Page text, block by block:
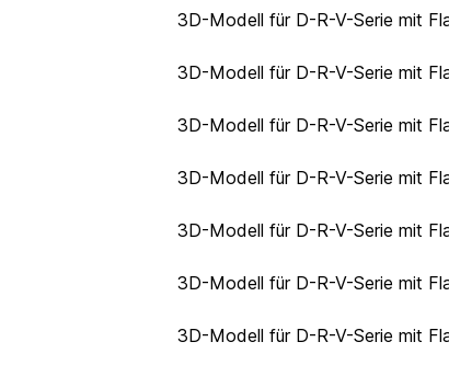
3D-Modell für D-R-V-Serie mit
3D-Modell für D-R-V-Serie mit
3D-Modell für D-R-V-Serie mit
3D-Modell für D-R-V-Serie mit
3D-Modell für D-R-V-Serie mit
3D-Modell für D-R-V-Serie mit
3D-Modell für D-R-V-Serie mit